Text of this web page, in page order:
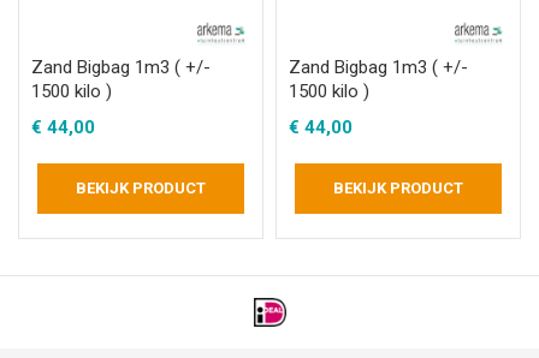
Zand Bigbag 1m3 ( +/-
1500 kilo )
€ 44,00
BEKIJK PRODUCT
Zand Bigbag 1m3 ( +/-
1500 kilo )
€ 44,00
BEKIJK PRODUCT